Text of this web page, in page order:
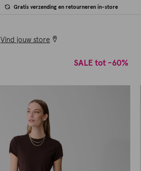
Gratis verzending en retourneren in-store
Vind jouw store
SALE tot -60%